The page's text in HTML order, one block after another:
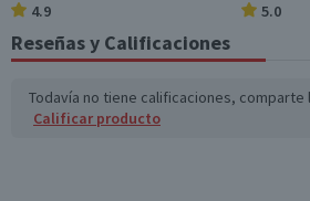
6 meses, a partir de la entrega del
4.9 5.0
Reseñas y Calificaciones
Todavía no tiene calificaciones, comparte
Calificar producto